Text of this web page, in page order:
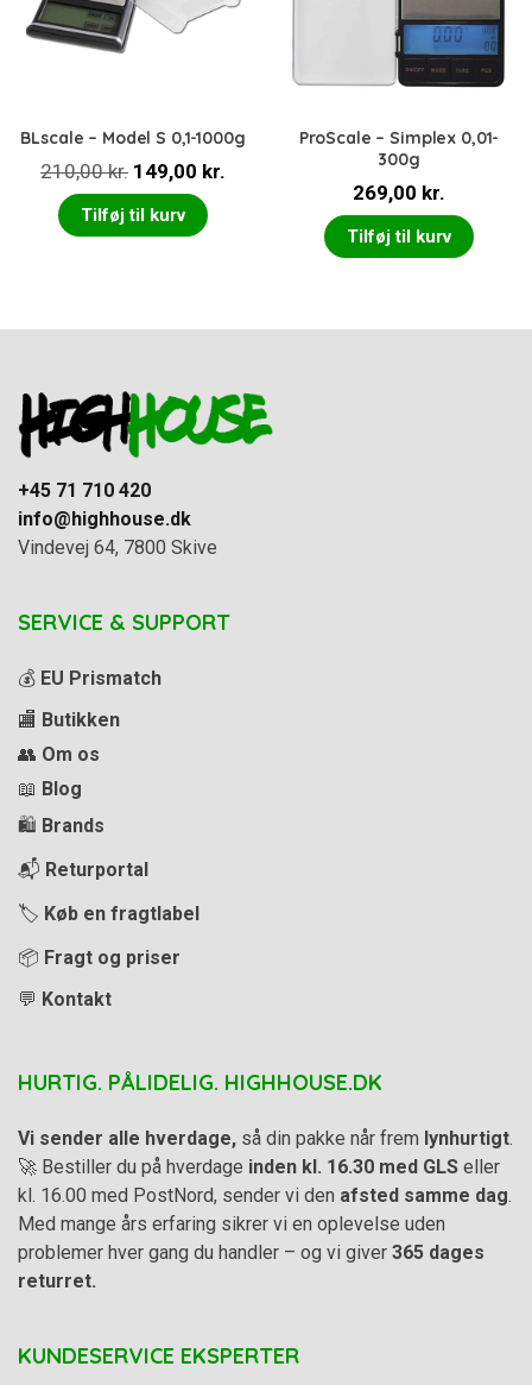
BLscale – Model S 0,1-1000g
210,00kr. Den
oprindelige
pris
149,00 kr.
Tilføj til kurv
ProScale – Simplex 0,01-
300g
269,00 kr.
Tilføj til kurv
+45 71 710 420
info@highhouse.dk
Vindevej 64, 7800 Skive
SERVICE & SUPPORT
💰 EU Prismatch
🏬 Butikken
👥 Om os
📖 Blog
🛍️ Brands
📬 Returportal
🏷️ Køb en fragtlabel
📦 Fragt og priser
💬 Kontakt
HURTIG. PÅLIDELIG. HIGHHOUSE.DK
Vi sender alle hverdage, så din pakke når frem lynhurtigt.
🚀 Bestiller du på hverdage inden kl. 16.30 med GLS eller
kl. 16.00 med PostNord, sender vi den afsted samme dag.
Med mange års erfaring sikrer vi en oplevelse uden
problemer hver gang du handler – og vi giver 365 dages
returret.
KUNDESERVICE EKSPERTER